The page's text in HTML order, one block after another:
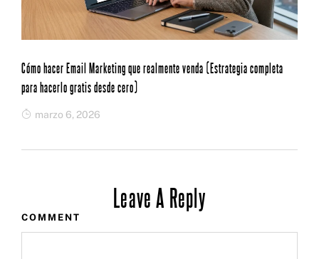
Cómo hacer Email Marketing que realmente venda (Estrategia completa
para hacerlo gratis desde cero)
marzo 6, 2026
Leave A Reply
COMMENT